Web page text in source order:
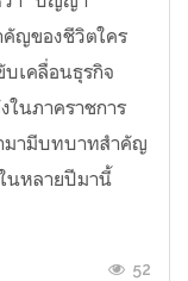
คัญของชีวิตใคร
เคลื่อนธุรกิจ
ในภาคราชการ
มามีบทบาทสำคัญ
นหลายปีมานี้
52